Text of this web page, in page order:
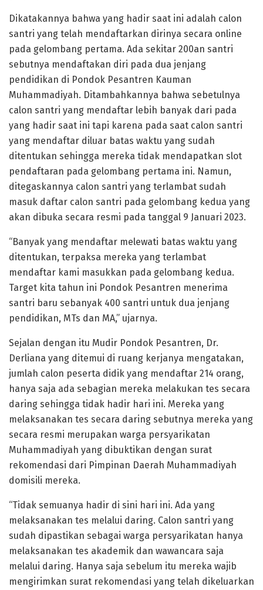
Dikatakannya bahwa yang hadir saat ini adalah calon
santri yang telah mendaftarkan dirinya secara online
pada gelombang pertama. Ada sekitar 200an santri
sebutnya mendaftakan diri pada dua jenjang
pendidikan di Pondok Pesantren Kauman
Muhammadiyah. Ditambahkannya bahwa sebetulnya
calon santri yang mendaftar lebih banyak dari pada
yang hadir saat ini tapi karena pada saat calon santri
yang mendaftar diluar batas waktu yang sudah
ditentukan sehingga mereka tidak mendapatkan slot
pendaftaran pada gelombang pertama ini. Namun,
ditegaskannya calon santri yang terlambat sudah
masuk daftar calon santri pada gelombang kedua yang
akan dibuka secara resmi pada tanggal 9 Januari 2023.
“Banyak yang mendaftar melewati batas waktu yang
ditentukan, terpaksa mereka yang terlambat
mendaftar kami masukkan pada gelombang kedua.
Target kita tahun ini Pondok Pesantren menerima
santri baru sebanyak 400 santri untuk dua jenjang
pendidikan, MTs dan MA,” ujarnya.
Sejalan dengan itu Mudir Pondok Pesantren, Dr.
Derliana yang ditemui di ruang kerjanya mengatakan,
jumlah calon peserta didik yang mendaftar 214 orang,
hanya saja ada sebagian mereka melakukan tes secara
daring sehingga tidak hadir hari ini. Mereka yang
melaksanakan tes secara daring sebutnya mereka yang
secara resmi merupakan warga persyarikatan
Muhammadiyah yang dibuktikan dengan surat
rekomendasi dari Pimpinan Daerah Muhammadiyah
domisili mereka.
“Tidak semuanya hadir di sini hari ini. Ada yang
melaksanakan tes melalui daring. Calon santri yang
sudah dipastikan sebagai warga persyarikatan hanya
melaksanakan tes akademik dan wawancara saja
melalui daring. Hanya saja sebelum itu mereka wajib
mengirimkan surat rekomendasi yang telah dikeluarkan